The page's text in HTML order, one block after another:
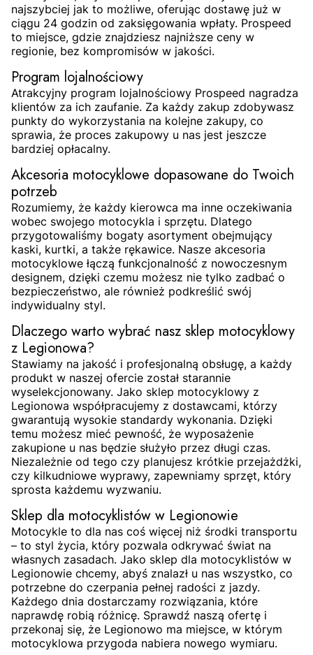
najszybciej jak to możliwe, oferując dostawę już w
ciągu 24 godzin od zaksięgowania wpłaty. Prospeed
to miejsce, gdzie znajdziesz najniższe ceny w
regionie, bez kompromisów w jakości.
Program lojalnościowy
Atrakcyjny program lojalnościowy Prospeed nagradza
klientów za ich zaufanie. Za każdy zakup zdobywasz
punkty do wykorzystania na kolejne zakupy, co
sprawia, że proces zakupowy u nas jest jeszcze
bardziej opłacalny.
Akcesoria motocyklowe dopasowane do Twoich
potrzeb
Rozumiemy, że każdy kierowca ma inne oczekiwania
wobec swojego motocykla i sprzętu. Dlatego
przygotowaliśmy bogaty asortyment obejmujący
kaski, kurtki, a także rękawice. Nasze akcesoria
motocyklowe łączą funkcjonalność z nowoczesnym
designem, dzięki czemu możesz nie tylko zadbać o
bezpieczeństwo, ale również podkreślić swój
indywidualny styl.
Dlaczego warto wybrać nasz sklep motocyklowy
z Legionowa?
Stawiamy na jakość i profesjonalną obsługę, a każdy
produkt w naszej ofercie został starannie
wyselekcjonowany. Jako sklep motocyklowy z
Legionowa współpracujemy z dostawcami, którzy
gwarantują wysokie standardy wykonania. Dzięki
temu możesz mieć pewność, że wyposażenie
zakupione u nas będzie służyło przez długi czas.
Niezależnie od tego czy planujesz krótkie przejażdżki,
czy kilkudniowe wyprawy, zapewniamy sprzęt, który
sprosta każdemu wyzwaniu.
Sklep dla motocyklistów w Legionowie
Motocykle to dla nas coś więcej niż środki transportu
– to styl życia, który pozwala odkrywać świat na
własnych zasadach. Jako sklep dla motocyklistów w
Legionowie chcemy, abyś znalazł u nas wszystko, co
potrzebne do czerpania pełnej radości z jazdy.
Każdego dnia dostarczamy rozwiązania, które
naprawdę robią różnicę. Sprawdź naszą ofertę i
przekonaj się, że Legionowo ma miejsce, w którym
motocyklowa przygoda nabiera nowego wymiaru.